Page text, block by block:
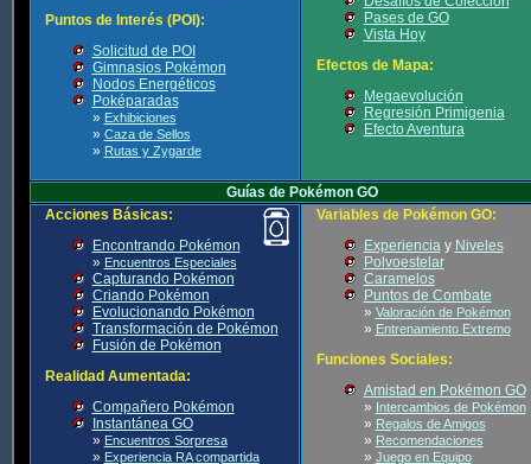
Puntos de Interés (POI):
Solicitud de POI
Gimnasios Pokémon
Nodos Energéticos
Poképaradas
» Exhibiciones
» Caza de Sellos
» Rutas y Zygarde
Pases de GO
Vista Hoy
Efectos de Mapa:
Megaevolución
Regresión Primigenia
Efecto Aventura
Guías de Pokémon GO
Acciones Básicas:
Encontrando Pokémon
» Encuentros Especiales
Capturando Pokémon
Criando Pokémon
Evolucionando Pokémon
Transformación de Pokémon
Fusión de Pokémon
Realidad Aumentada:
Compañero Pokémon
Instantánea GO
» Encuentros Sorpresa
» Experiencia RA compartida
Variables de Pokémon GO:
Experienciay Niveles
Polvoestelar
Caramelos
Puntos de Combate
» Valoración de Pokémon
» Entrenamiento Extremo
Funciones Sociales:
Amistad en Pokémon GO
» Intercambios de Pokémon
» Regalos de Amigos
» Recomendaciones
» Juego en Equipo